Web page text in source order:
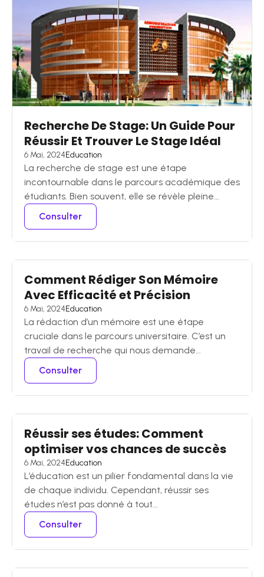
Recherche De Stage: Un Guide Pour
Réussir Et Trouver Le Stage Idéal
6 Mai, 2024Education
La recherche de stage est une étape
incontournable dans le parcours académique des
étudiants. Bien souvent, elle se révèle pleine...
Consulter
Comment Rédiger Son Mémoire
Avec Efficacité et Précision
6 Mai, 2024Education
La rédaction d’un mémoire est une étape
cruciale dans le parcours universitaire. C’est un
travail de recherche qui nous demande...
Consulter
Réussir ses études: Comment
optimiser vos chances de succès
6 Mai, 2024Education
L’éducation est un pilier fondamental dans la vie
de chaque individu. Cependant, réussir ses
études n’est pas donné à tout...
Consulter